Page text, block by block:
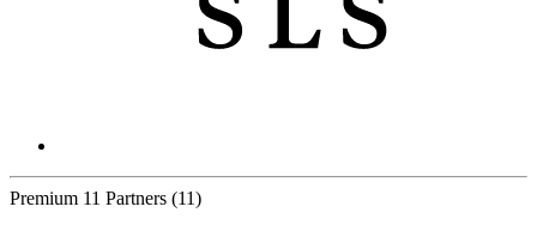
Premium 11 Partners (11)